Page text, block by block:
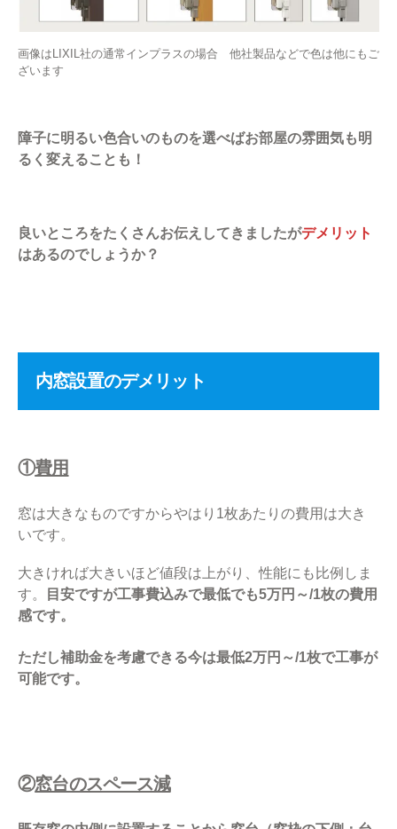
画像はLIXIL社の通常インプラスの場合 他社製品などで色は他にもご
ざいます
障子に明るい色合いのものを選べばお部屋の雰囲気も明
るく変えることも！
良いところをたくさんお伝えしてきましたがデメリット
はあるのでしょうか？
内窓設置のデメリット
①費用
窓は大きなものですからやはり1枚あたりの費用は大き
いです。
大きければ大きいほど値段は上がり、性能にも比例しま
す。
目安ですが工事費込みで最低でも5万円～/1枚の費用
感です。
ただし補助金を考慮できる今は最低2万円～/1枚で工事が
可能です。
②窓台のスペース減